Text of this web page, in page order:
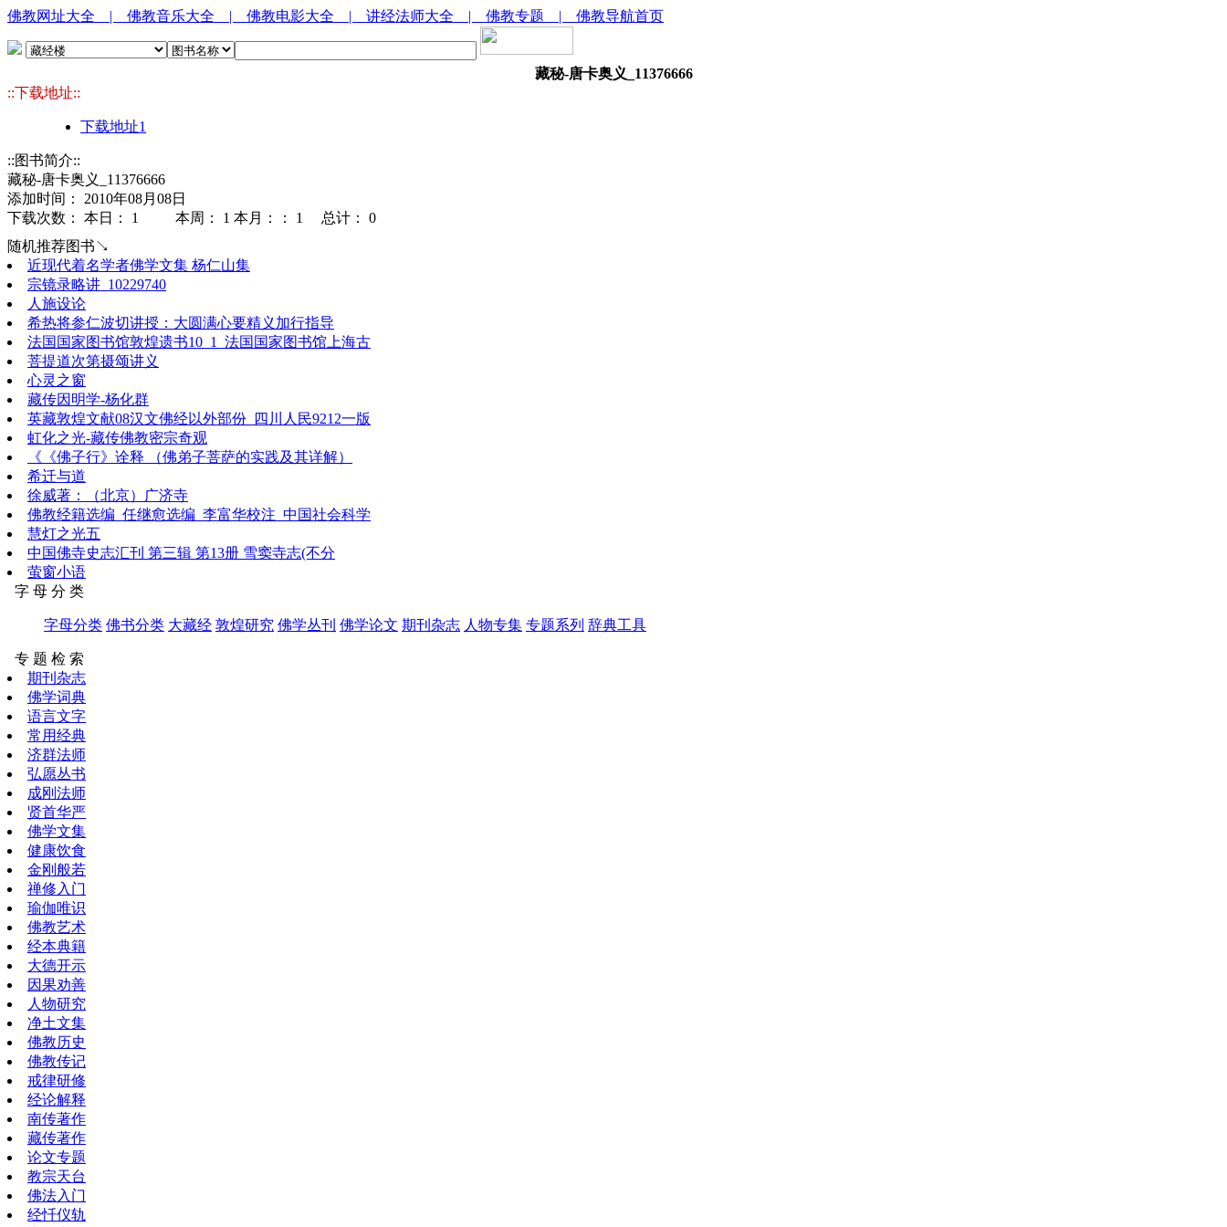
佛教网址大全 | 佛教音乐大全 | 佛教电影大全 | 讲经法师大全 | 佛教专题 | 佛教导航首页
藏秘-唐卡奥义_11376666
::下载地址::
下载地址1
::图书简介::
藏秘-唐卡奥义_11376666
添加时间： 2010年08月08日
下载次数： 本日： 1 本周： 1 本月：： 1 总计： 0
随机推荐图书↘
近现代着名学者佛学文集 杨仁山集
宗镜录略讲_10229740
人施设论
希热将参仁波切讲授：大圆满心要精义加行指导
法国国家图书馆敦煌遗书10_1_法国国家图书馆上海古
菩提道次第摄颂讲义
心灵之窗
藏传因明学-杨化群
英藏敦煌文献08汉文佛经以外部份_四川人民9212一版
虹化之光-藏传佛教密宗奇观
《《佛子行》诠释 （佛弟子菩萨的实践及其详解）
希迁与道
徐威著：（北京）广济寺
佛教经籍选编_任继愈选编_李富华校注_中国社会科学
慧灯之光五
中国佛寺史志汇刊 第三辑 第13册 雪窦寺志(不分
萤窗小语
字 母 分 类
字母分类 佛书分类 大藏经 敦煌研究 佛学丛刊 佛学论文 期刊杂志 人物专集 专题系列 辞典工具
专 题 检 索
期刊杂志
佛学词典
语言文字
常用经典
济群法师
弘愿丛书
成刚法师
贤首华严
佛学文集
健康饮食
金刚般若
禅修入门
瑜伽唯识
佛教艺术
经本典籍
大德开示
因果劝善
人物研究
净土文集
佛教历史
佛教传记
戒律研修
经论解释
南传著作
藏传著作
论文专题
教宗天台
佛法入门
经忏仪轨